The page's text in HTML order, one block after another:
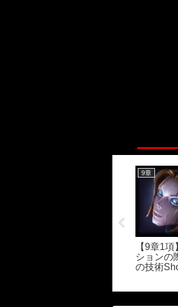
9章
【9章1項
ションの
の技術